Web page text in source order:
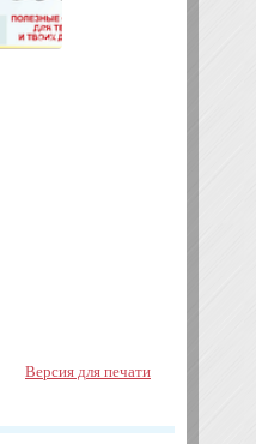
Версия для печати